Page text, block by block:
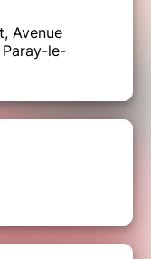
Avenue
Paray-le-